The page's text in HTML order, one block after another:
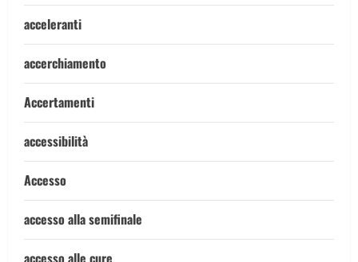
acceleranti
accerchiamento
Accertamenti
accessibilità
Accesso
accesso alla semifinale
accesso alle cure